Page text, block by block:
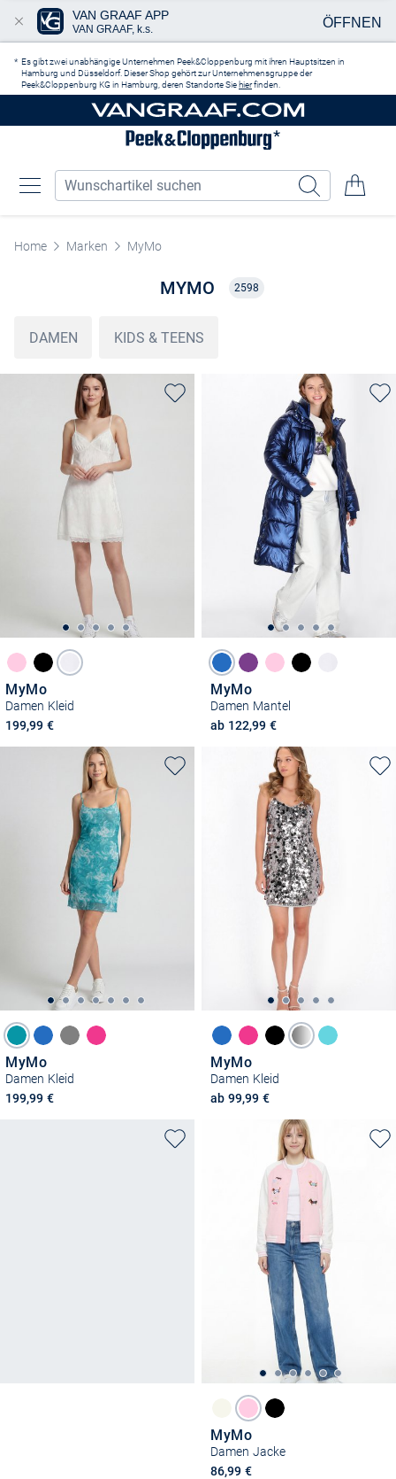
Es gibt zwei unabhängige Unternehmen Peek&Cloppenburg mit ihren Hauptsitzen in
Hamburg und Düsseldorf. Dieser Shop gehört zur Unternehmensgruppe der
Peek&Cloppenburg KG in Hamburg, deren Standorte Sie hierfinden.
Home Marken MyMo
MYMO 2598
DAMEN KIDS & TEENS
MyMo
Damen Kleid
199,99 €
MyMo
Damen Mantel
ab 122,99 €
MyMo
Damen Kleid
199,99 €
MyMo
Damen Kleid
ab 99,99 €
MyMo
Damen Jacke
86,99 €
VAN GRAAF APP
VAN GRAAF, k.s. ÖFFNEN